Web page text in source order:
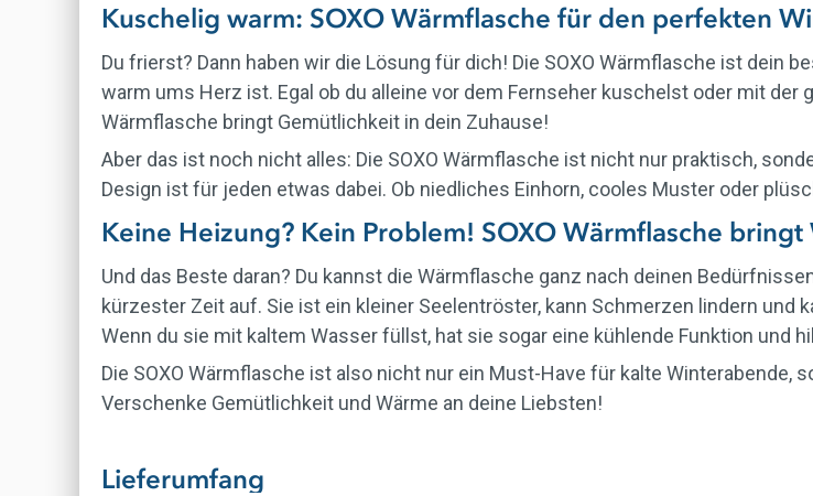
Kuschelig warm: SOXO Wärmflasche für den perfekten
Du frierst? Dann haben wir die Lösung für dich! Die SOXO Wärmflasche ist dein
warm ums Herz ist. Egal ob du alleine vor dem Fernseher kuschelst oder mit
Wärmflasche bringt Gemütlichkeit in dein Zuhause!
Aber das ist noch nicht alles: Die SOXO Wärmflasche ist nicht nur praktisch,
Design ist für jeden etwas dabei. Ob niedliches Einhorn, cooles Muster oder
Keine Heizung? Kein Problem! SOXO Wärmflasche
Und das Beste daran? Du kannst die Wärmflasche ganz nach deinen
kürzester Zeit auf. Sie ist ein kleiner Seelentröster, kann Schmerzen lindern und
Wenn du sie mit kaltem Wasser füllst, hat sie sogar eine kühlende Funktion und
Die SOXO Wärmflasche ist also nicht nur ein Must-Have für kalte Winterabende,
Verschenke Gemütlichkeit und Wärme an deine Liebsten!
Lieferumfang